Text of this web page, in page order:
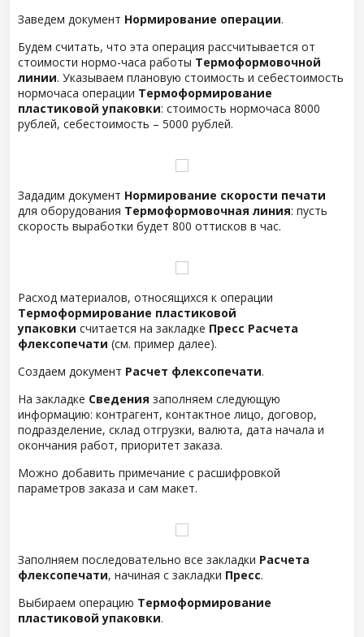
Заведем документ Нормирование операции.
Будем считать, что эта операция рассчитывается от
стоимости нормо-часа работы Термоформовочной
линии. Указываем плановую стоимость и себестоимость
нормочаса операции Термоформирование
пластиковой упаковки: стоимость нормочаса 8000
рублей, себестоимость – 5000 рублей.
Зададим документ Нормирование скорости печати
для оборудования Термоформовочная линия: пусть
скорость выработки будет 800 оттисков в час.
Расход материалов, относящихся к операции
Термоформирование пластиковой
упаковки считается на закладке Пресс Расчета
флексопечати (см. пример далее).
Создаем документ Расчет флексопечати.
На закладке Сведения заполняем следующую
информацию: контрагент, контактное лицо, договор,
подразделение, склад отгрузки, валюта, дата начала и
окончания работ, приоритет заказа.
Можно добавить примечание с расшифровкой
параметров заказа и сам макет.
Заполняем последовательно все закладки Расчета
флексопечати, начиная с закладки Пресс.
Выбираем операцию Термоформирование
пластиковой упаковки.